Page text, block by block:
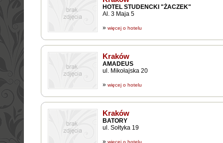
HOTEL STUDENCKI "ŻACZEK"
Al. 3 Maja 5
» więcej o hotelu
Kraków
AMADEUS
ul. Mikołajska 20
» więcej o hotelu
Kraków
BATORY
ul. Sołtyka 19
» więcej o hotelu